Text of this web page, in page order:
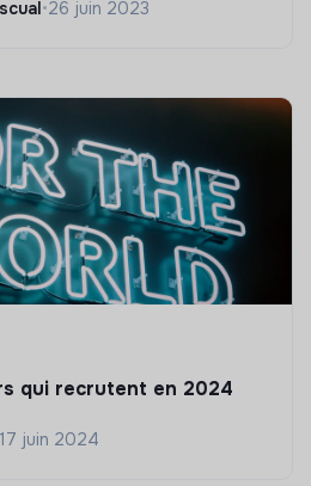
•26 juin 2023
qui recrutent en 2024
17 juin 2024